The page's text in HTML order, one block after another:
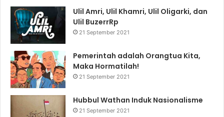
Ulil Amri, Ulil Khamri, Ulil Oligarki, dan
Ulil BuzerrRp
21 September 2021
Pemerintah adalah Orangtua Kita,
Maka Hormatilah!
21 September 2021
Hubbul Wathan Induk Nasionalisme
21 September 2021